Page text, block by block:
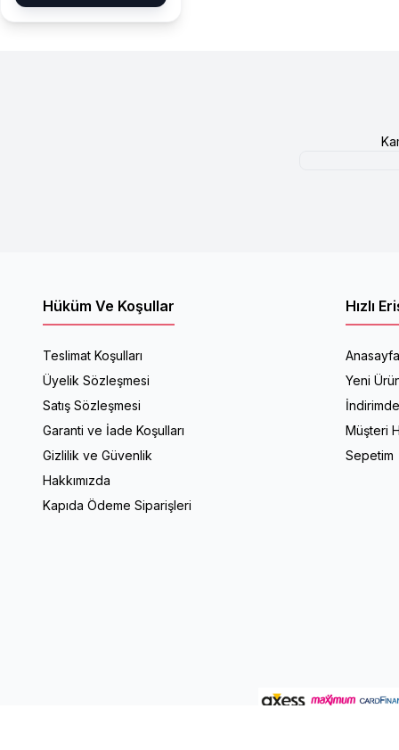
Hüküm Ve Koşullar
Teslimat Koşulları
Üyelik Sözleşmesi
Satış Sözleşmesi
Garanti ve İade Koşulları
Gizlilik ve Güvenlik
Hakkımızda
Kapıda Ödeme Siparişleri
Hızlı
Anasayfa
Yeni
Müşteri
Sepetim